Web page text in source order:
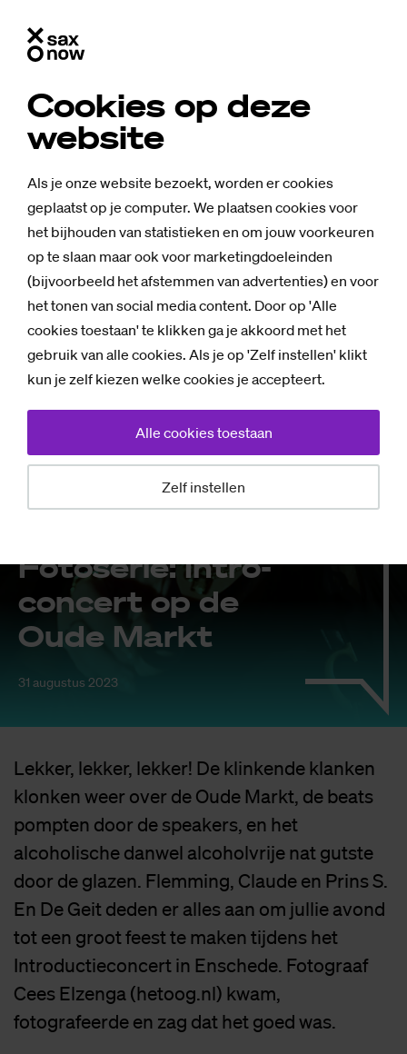
Cookies op deze
website
Als je onze website bezoekt, worden er cookies
geplaatst op je computer. We plaatsen cookies voor
het bijhouden van statistieken en om jouw voorkeuren
op te slaan maar ook voor marketingdoeleinden
(bijvoorbeeld het afstemmen van advertenties) en voor
het tonen van social media content. Door op 'Alle
cookies toestaan' te klikken ga je akkoord met het
gebruik van alle cookies. Als je op 'Zelf instellen' klikt
kun je zelf kiezen welke cookies je accepteert.
Zelf instellen
Alle cookies toestaan
Fo­to­se­rie: In­tro-
con­cert op de
Oude Markt
31 augustus 2023
Lekker, lekker, lekker! De klinkende klanken
klonken weer over de Oude Markt, de beats
pompten door de speakers, en het
alcoholische danwel alcoholvrije nat gutste
door de glazen. Flemming, Claude en Prins S.
En De Geit deden er alles aan om jullie avond
tot een groot feest te maken tijdens het
Introductieconcert in Enschede. Fotograaf
Cees Elzenga (hetoog.nl) kwam,
fotografeerde en zag dat het goed was.